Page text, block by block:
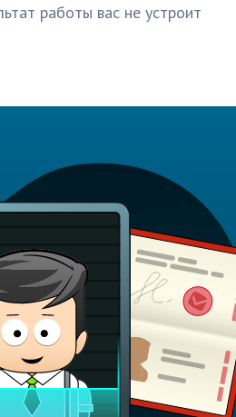
работы вас не устроит